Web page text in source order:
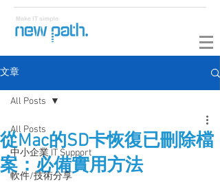
文章
All Posts
中小企業 IT Support
軟件/技術分享
All Posts
從Mac的SD卡恢復已刪除檔
案：必備實用方法